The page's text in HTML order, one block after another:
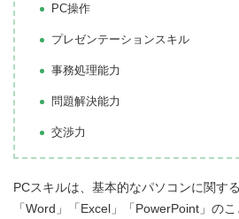
PC操作
プレゼンテーションスキル
事務処理能力
問題解決能力
交渉力
PCスキルは、基本的なパソコンに関す
「Word」「Excel」「PowerPoint」のこ